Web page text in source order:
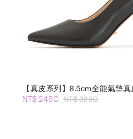
【真皮系列】8.5cm全能氣墊
NT$ 2480 NT$ 3880